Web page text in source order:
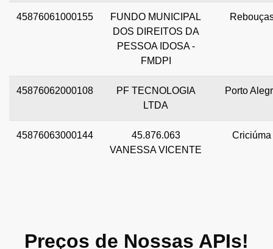
45876061000155
FUNDO MUNICIPAL
DOS DIREITOS DA
PESSOA IDOSA -
FMDPI
45876062000108
PF TECNOLOGIA
LTDA
Porto
45876063000144
45.876.063
VANESSA VICENTE
Criciúma
Preços de Nossas APIs!